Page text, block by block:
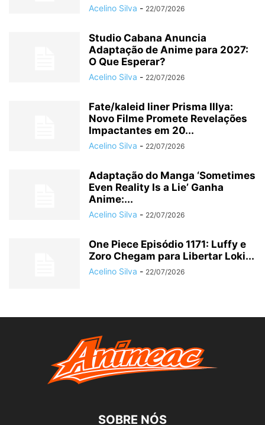
Acelino Silva - 22/07/2026
Studio Cabana Anuncia
Adaptação de Anime para 2027:
O Que Esperar?
Acelino Silva - 22/07/2026
Fate/kaleid liner Prisma Illya:
Novo Filme Promete Revelações
Impactantes em 20...
Acelino Silva - 22/07/2026
Adaptação do Manga ‘Sometimes
Even Reality Is a Lie’ Ganha
Anime:...
Acelino Silva - 22/07/2026
One Piece Episódio 1171: Luffy e
Zoro Chegam para Libertar Loki...
Acelino Silva - 22/07/2026
SOBRE NÓS